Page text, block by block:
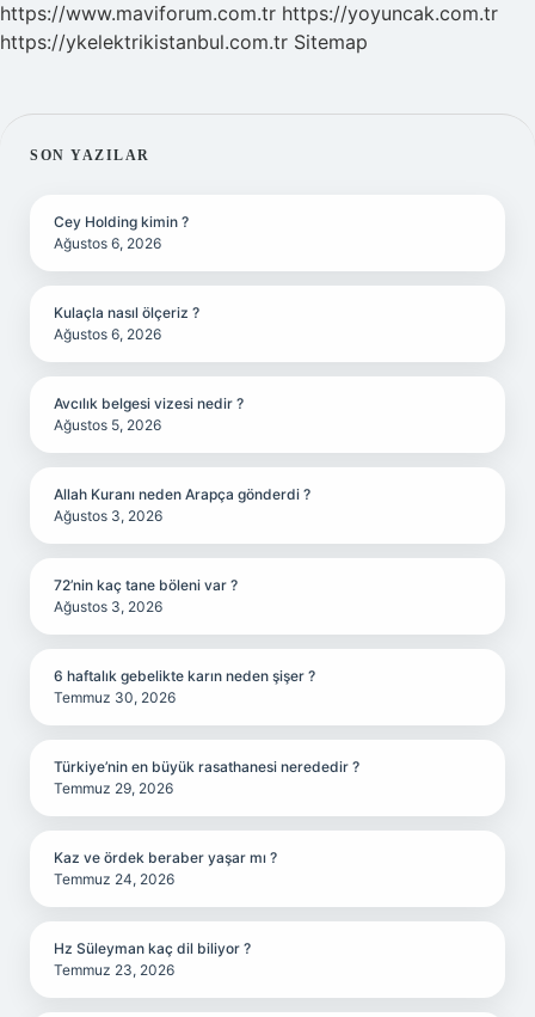
https://www.maviforum.com.tr https://yoyuncak.com.tr
https://ykelektrikistanbul.com.tr Sitemap
SIDEBAR
SON YAZILAR
Cey Holding kimin ?
Ağustos 6, 2026
Kulaçla nasıl ölçeriz ?
Ağustos 6, 2026
Avcılık belgesi vizesi nedir ?
Ağustos 5, 2026
Allah Kuranı neden Arapça gönderdi ?
Ağustos 3, 2026
72’nin kaç tane böleni var ?
Ağustos 3, 2026
6 haftalık gebelikte karın neden şişer ?
Temmuz 30, 2026
Türkiye’nin en büyük rasathanesi nerededir ?
Temmuz 29, 2026
Kaz ve ördek beraber yaşar mı ?
Temmuz 24, 2026
Hz Süleyman kaç dil biliyor ?
Temmuz 23, 2026